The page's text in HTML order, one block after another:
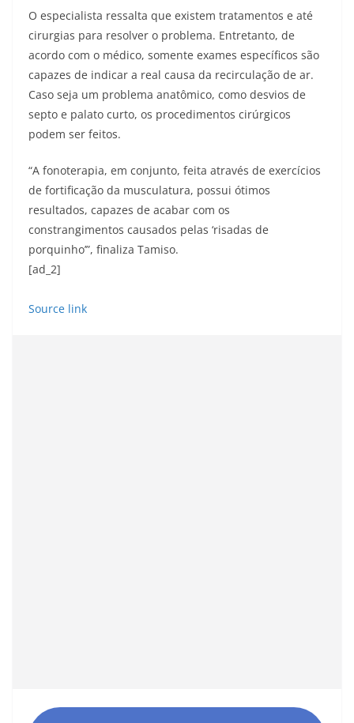
O especialista ressalta que existem tratamentos e até
cirurgias para resolver o problema. Entretanto, de
acordo com o médico, somente exames específicos são
capazes de indicar a real causa da recirculação de ar.
Caso seja um problema anatômico, como desvios de
septo e palato curto, os procedimentos cirúrgicos
podem ser feitos.
“A fonoterapia, em conjunto, feita através de exercícios
de fortificação da musculatura, possui ótimos
resultados, capazes de acabar com os
constrangimentos causados pelas ‘risadas de
porquinho’”, finaliza Tamiso.
[ad_2]
Source link